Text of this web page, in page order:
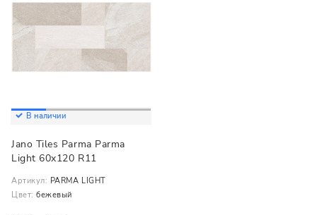
В наличии
Jano Tiles Parma Parma
Light 60x120 R11
Артикул: PARMA LIGHT
Цвет: бежевый